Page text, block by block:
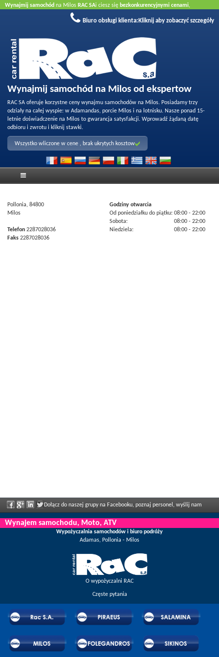
Wynajmij samochód na Milos RAC SAi ciesz się bezkonkurencyjnymi cenami,
oraz
Nie wymagana karta kredytowa.
Biuro obsługi klienta: Kliknij aby zobaczyć szczegóły
Wynajmij samochód na Milos od ekspertow
RAC SA oferuje korzystne ceny wynajmu samochodów na Milos. Posiadamy trzy
odziały na całej wyspie: w Adamandas, porcie Milos i na lotnisku. Nasze ponad 15-
letnie doświadczenie na Milos to gwarancja satysfakcji. Wprowadź żądaną datę
odbioru i zwrotu i kliknij stawki.
Wszystko wliczone w cene , brak ukrytych kosztow
Pollonia, 84800
Milos
Telefon 2287028036
Faks 2287028036
Godziny otwarcia
Od poniedziałku do piątku: 08:00 - 22:00
Sobota:
08:00 - 22:00
Niedziela:
08:00 - 22:00
Dołącz do naszej grupy na Facebooku, poznaj personel, wyślij nam
swoją opinię i ciesz się regularnie ogłaszanymi zniżkami i ofertami.
Wynajem samochodu, Moto, ATV
Wypożyczalnia samochodów i biuro podróży
Adamas, Pollonia - Milos
O wypożyczalni RAC
Częste pytania